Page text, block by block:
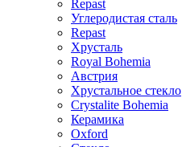
Repast
Углеродистая сталь
Repast
Хрусталь
Royal Bohemia
Австрия
Хрустальное стекло
Crystalite Bohemia
Керамика
Oxford